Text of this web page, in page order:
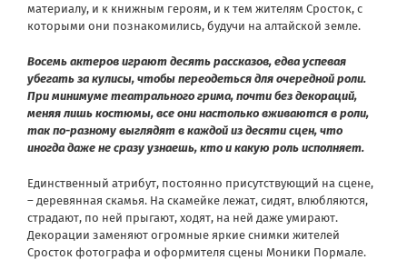
материалу, и к книжным героям, и к тем жителям Сросток, с
которыми они познакомились, будучи на алтайской земле.
Восемь актеров играют десять рассказов, едва успевая
убегать за кулисы, чтобы переодеться для очередной роли.
При минимуме театрального грима, почти без декораций,
меняя лишь костюмы, все они настолько вживаются в роли,
так по-разному выглядят в каждой из десяти сцен, что
иногда даже не сразу узнаешь, кто и какую роль исполняет.
Единственный атрибут, постоянно присутствующий на сцене,
– деревянная скамья. На скамейке лежат, сидят, влюбляются,
страдают, по ней прыгают, ходят, на ней даже умирают.
Декорации заменяют огромные яркие снимки жителей
Сросток фотографа и оформителя сцены Моники Пормале.